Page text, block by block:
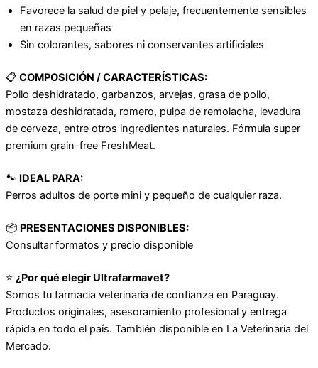
Favorece la salud de piel y pelaje, frecuentemente sensibles
en razas pequeñas
Sin colorantes, sabores ni conservantes artificiales
📋 COMPOSICIÓN / CARACTERÍSTICAS:
Pollo deshidratado, garbanzos, arvejas, grasa de pollo,
mostaza deshidratada, romero, pulpa de remolacha, levadura
de cerveza, entre otros ingredientes naturales. Fórmula super
premium grain-free FreshMeat.
🐾 IDEAL PARA:
Perros adultos de porte mini y pequeño de cualquier raza.
📦 PRESENTACIONES DISPONIBLES:
Consultar formatos y precio disponible
⭐ ¿Por qué elegir Ultrafarmavet?
Somos tu farmacia veterinaria de confianza en Paraguay.
Productos originales, asesoramiento profesional y entrega
rápida en todo el país. También disponible en La Veterinaria del
Mercado.